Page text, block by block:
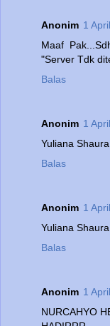
Anonim 1
Maaf
"Server Tdk
Balas
Anonim 1
Yuliana
Balas
Anonim 1
Yuliana
Balas
Anonim 1
NURCAHYO